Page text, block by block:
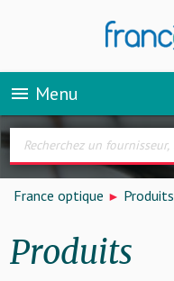
menu Menu
France optique Produits
Produits